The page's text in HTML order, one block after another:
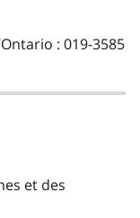
: 019-3585
et des